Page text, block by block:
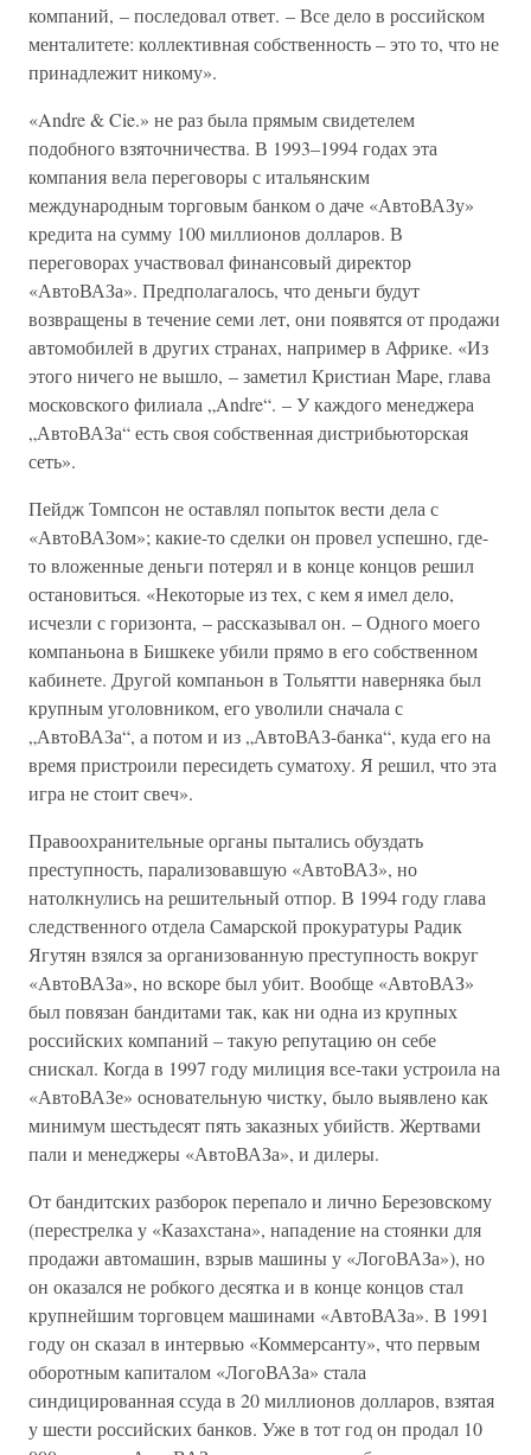
компаний, – последовал ответ. – Все дело в российском
менталитете: коллективная собственность – это то, что не
принадлежит никому».
«Andre & Cie.» не раз была прямым свидетелем
подобного взяточничества. В 1993–1994 годах эта
компания вела переговоры с итальянским
международным торговым банком о даче «АвтоВАЗу»
кредита на сумму 100 миллионов долларов. В
переговорах участвовал финансовый директор
«АвтоВАЗа». Предполагалось, что деньги будут
возвращены в течение семи лет, они появятся от продажи
автомобилей в других странах, например в Африке. «Из
этого ничего не вышло, – заметил Кристиан Маре, глава
московского филиала „Andre“. – У каждого менеджера
„АвтоВАЗа“ есть своя собственная дистрибьюторская
сеть».
Пейдж Томпсон не оставлял попыток вести дела с
«АвтоВАЗом»; какие-то сделки он провел успешно, где-
то вложенные деньги потерял и в конце концов решил
остановиться. «Некоторые из тех, с кем я имел дело,
исчезли с горизонта, – рассказывал он. – Одного моего
компаньона в Бишкеке убили прямо в его собственном
кабинете. Другой компаньон в Тольятти наверняка был
крупным уголовником, его уволили сначала с
„АвтоВАЗа“, а потом и из „АвтоВАЗ-банка“, куда его на
время пристроили пересидеть суматоху. Я решил, что эта
игра не стоит свеч».
Правоохранительные органы пытались обуздать
преступность, парализовавшую «АвтоВАЗ», но
натолкнулись на решительный отпор. В 1994 году глава
следственного отдела Самарской прокуратуры Радик
Ягутян взялся за организованную преступность вокруг
«АвтоВАЗа», но вскоре был убит. Вообще «АвтоВАЗ»
был повязан бандитами так, как ни одна из крупных
российских компаний – такую репутацию он себе
снискал. Когда в 1997 году милиция все-таки устроила на
«АвтоВАЗе» основательную чистку, было выявлено как
минимум шестьдесят пять заказных убийств. Жертвами
пали и менеджеры «АвтоВАЗа», и дилеры.
От бандитских разборок перепало и лично Березовскому
(перестрелка у «Казахстана», нападение на стоянки для
продажи автомашин, взрыв машины у «ЛогоВАЗа»), но
он оказался не робкого десятка и в конце концов стал
крупнейшим торговцем машинами «АвтоВАЗа». В 1991
году он сказал в интервью «Коммерсанту», что первым
оборотным капиталом «ЛогоВАЗа» стала
синдицированная ссуда в 20 миллионов долларов, взятая
у шести российских банков. Уже в тот год он продал 10